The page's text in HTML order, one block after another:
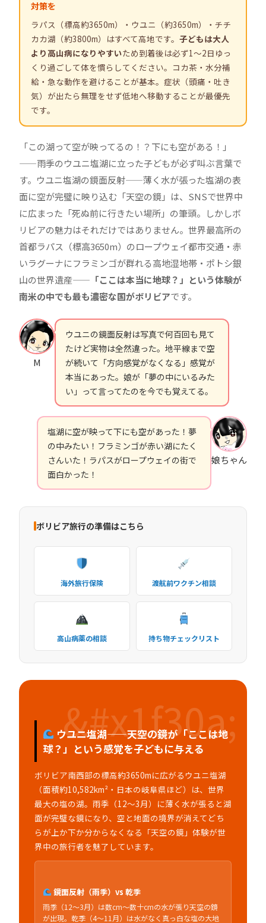
対策を
ラパス（標高約3650m）・ウユニ（約3650m）・チチ
カカ湖（約3800m）はすべて高地です。 子どもは大人
より高山病になりやすいため到着後は必ず1〜2日ゆっ
くり過ごして体を慣らしてください。コカ茶・水分補
給・急な動作を避けることが基本。症状（頭痛・吐き
気）が出たら無理をせず低地へ移動することが最優先
です。
「この湖って空が映ってるの！？下にも空がある！」
——雨季のウユニ塩湖に立った子どもが必ず叫ぶ言葉で
す。ウユニ塩湖の鏡面反射——薄く水が張った塩湖の表
面に空が完璧に映り込む「天空の鏡」は、SNSで世界中
に広まった「死ぬ前に行きたい場所」の筆頭。しかしボ
リビアの魅力はそれだけではありません。世界最高所の
首都ラパス（標高3650m）のロープウェイ都市交通・赤
いラグーナにフラミンゴが群れる高地湿地帯・ポトシ銀
山の世界遺産—— 「ここは本当に地球？」という体験が
南米の中でも最も濃密な国がボリビアです。
M
ウユニの鏡面反射は写真で何百回も見て
たけど実物は全然違った。地平線まで空
が続いて「方向感覚がなくなる」感覚が
本当にあった。娘が「夢の中にいるみた
い」って言ってたのを今でも覚えてる。
娘ちゃん
塩湖に空が映って下にも空があった！夢
の中みたい！フラミンゴが赤い湖にたく
さんいた！ラパスがロープウェイの街で
面白かった！
ボリビア旅行の準備はこちら
海外旅行保険 渡航前ワクチン相談
高山病薬の相談 持ち物チェックリスト
ウユニ塩湖——天空の鏡が「ここは地
球？」という感覚を子どもに与える
ボリビア南西部の標高約3650mに広がるウユニ塩湖
（面積約10,582km²・日本の岐阜県ほど）は、世界
最大の塩の湖。雨季（12〜3月）に薄く水が張ると湖
面が完璧な鏡になり、空と地面の境界が消えてどち
らが上か下か分からなくなる「天空の鏡」体験が世
界中の旅行者を魅了しています。
鏡面反射（雨季）vs 乾季
雨季（12〜3月）は数cm〜数十cmの水が張り天空の鏡
が出現。乾季（4〜11月）は水がなく真っ白な塩の大地